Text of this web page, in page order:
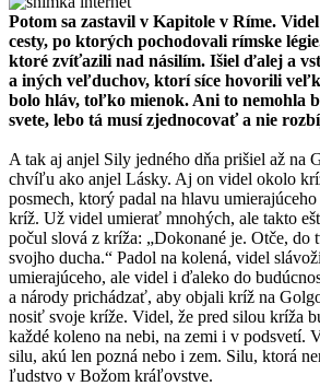
Potom sa zastavil v Kapitole v Ríme.
cesty, po ktorých pochodovali rímske
ktoré zvíťazili nad násilím. Išiel ďalej a
a iných veľduchov, ktorí síce hovorili
bolo hláv, toľko mienok. Ani to nemohla
svete, lebo tá musí zjednocovať a nie
A tak aj anjel Sily jedného dňa prišiel až na
chvíľu ako anjel Lásky. Aj on videl okolo
posmech, ktorý padal na hlavu
kríž. Už videl umierať mnohých, ale takto
počul slová z kríža: „Dokonané je. Otče, do
svojho ducha.“ Padol na kolená, videl
umierajúceho, ale videl i ďaleko do
a národy prichádzať, aby objali kríž na
nosiť svoje kríže. Videl, že pred silou kríža
každé koleno na nebi, na zemi i v podsvetí.
silu, akú len pozná nebo i zem. Silu, ktorá
ľudstvo v Božom kráľovstve.